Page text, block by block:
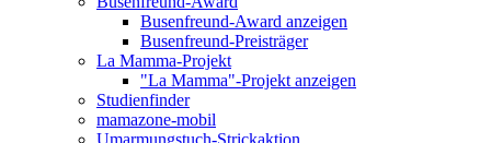
Busenfreund-Award anzeigen
Busenfreund-Preisträger
La Mamma-Projekt
"La Mamma"-Projekt anzeigen
Studienfinder
mamazone-mobil
Umarmungstuch-Strickaktion